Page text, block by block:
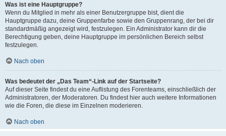
Was ist eine Hauptgruppe?
Wenn du Mitglied in mehr als einer Benutzergruppe bist, dient die
Hauptgruppe dazu, deine Gruppenfarbe sowie den Gruppenrang, der bei dir
standardmäßig angezeigt wird, festzulegen. Ein Administrator kann dir die
Berechtigung geben, deine Hauptgruppe im persönlichen Bereich selbst
festzulegen.
Nach oben
Was bedeutet der „Das Team“-Link auf der Startseite?
Auf dieser Seite findest du eine Auflistung des Forenteams, einschließlich der
Administratoren, der Moderatoren. Du findest hier auch weitere Informationen
wie die Foren, die diese im Einzelnen moderieren.
Nach oben